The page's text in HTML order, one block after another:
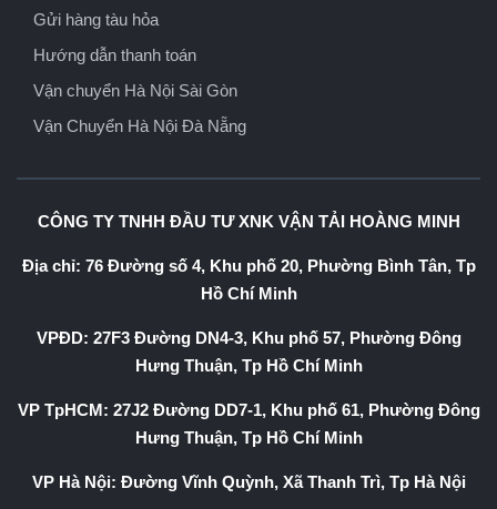
Gửi hàng tàu hỏa
Hướng dẫn thanh toán
Vận chuyển Hà Nội Sài Gòn
Vận Chuyển Hà Nội Đà Nẵng
CÔNG TY TNHH ĐẦU TƯ XNK VẬN TẢI HOÀNG MINH
Địa chỉ: 76 Đường số 4, Khu phố 20, Phường Bình Tân, Tp
Hồ Chí Minh
VPĐD: 27F3 Đường DN4-3, Khu phố 57, Phường Đông
Hưng Thuận, Tp Hồ Chí Minh
VP TpHCM: 27J2 Đường DD7-1, Khu phố 61, Phường Đông
Hưng Thuận, Tp Hồ Chí Minh
VP Hà Nội: Đường Vĩnh Quỳnh, Xã Thanh Trì, Tp Hà Nội